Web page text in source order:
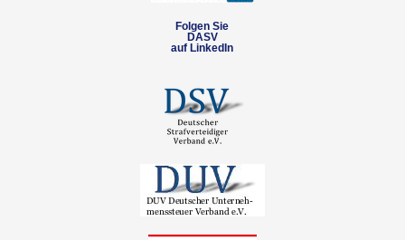
Folgen Sie
DASV
auf LinkedIn